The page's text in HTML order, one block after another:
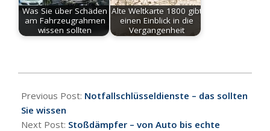
Was Sie über Schäden
am Fahrzeugrahmen
wissen sollten
Alte Weltkarte 1800 gibt
einen Einblick in die
Vergangenheit
04-
14
Previous Post: Notfallschlüsseldienste – das sollten
Sie wissen
Next Post: Stoßdämpfer – von Auto bis echte